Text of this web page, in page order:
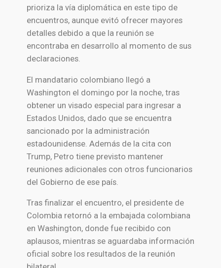
prioriza la vía diplomática en este tipo de
encuentros, aunque evitó ofrecer mayores
detalles debido a que la reunión se
encontraba en desarrollo al momento de sus
declaraciones.
El mandatario colombiano llegó a
Washington el domingo por la noche, tras
obtener un visado especial para ingresar a
Estados Unidos, dado que se encuentra
sancionado por la administración
estadounidense. Además de la cita con
Trump, Petro tiene previsto mantener
reuniones adicionales con otros funcionarios
del Gobierno de ese país.
Tras finalizar el encuentro, el presidente de
Colombia retornó a la embajada colombiana
en Washington, donde fue recibido con
aplausos, mientras se aguardaba información
oficial sobre los resultados de la reunión